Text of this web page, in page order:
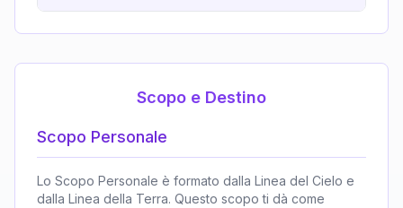
Scopo e Destino
Scopo Personale
Lo Scopo Personale è formato dalla Linea del Cielo e
dalla Linea della Terra. Questo scopo ti dà come